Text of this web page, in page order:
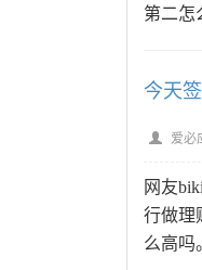
第二怎
今天
爱必
网友
行做理
么高吗